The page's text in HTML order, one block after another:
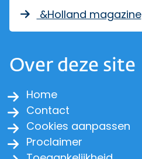
&Holland magazine
Over deze site
Home
Contact
Cookies aanpassen
Proclaimer